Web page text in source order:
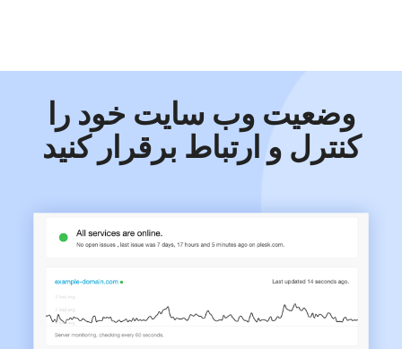
وضعیت وب سایت خود را
کنترل و ارتباط برقرار کنید